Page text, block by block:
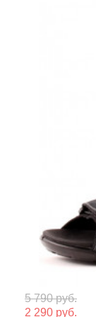
5 790 руб.
2 290 руб.